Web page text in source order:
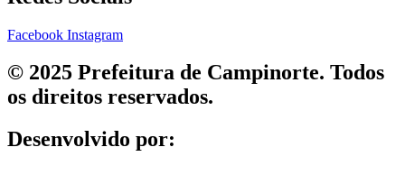
Facebook Instagram
© 2025 Prefeitura de Campinorte. Todos
os direitos reservados.
Desenvolvido por: